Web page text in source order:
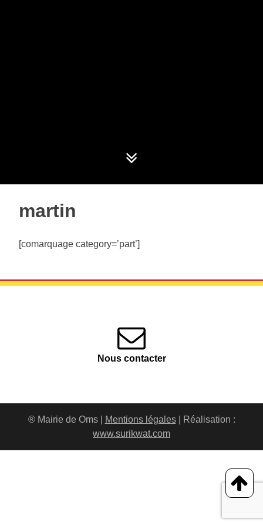
martin
[comarquage category=’part’]
Nous contacter
® Mairie de Oms | Mentions légales| Réalisation :
www.surikwat.com